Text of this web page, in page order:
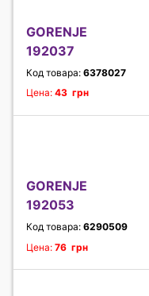
GORENJE
192037
Код товара: 6378027
Цена: 43 грн
GORENJE
192053
Код товара: 6290509
Цена: 76 грн